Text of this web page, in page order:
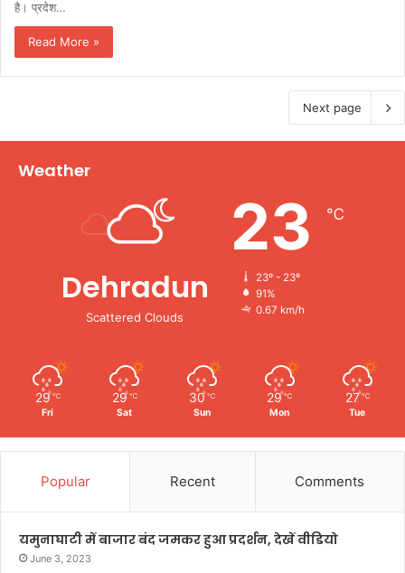
है। प्रदेश…
Read More »
Next page
Weather
Dehradun
Scattered Clouds
23 ℃
23º - 23º
91%
0.67 km/h
29 ℃
Fri
29 ℃
Sat
30 ℃
Sun
29 ℃
Mon
27 ℃
Tue
Popular Recent Comments
यमुनाघाटी में बाजार बंद जमकर हुआ प्रदर्शन, देखें वीडियो
June 3, 2023